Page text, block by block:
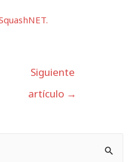
Siguiente
artículo →